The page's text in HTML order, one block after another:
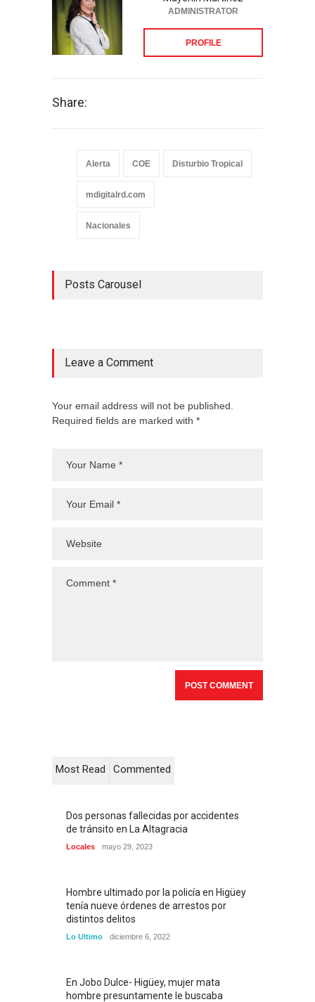
ADMINISTRATOR
PROFILE
Share:
Alerta COE Disturbio Tropical
mdigitalrd.com
Nacionales
Posts Carousel
Leave a Comment
Your email address will not be published.
Required fields are marked with *
Most Read Commented
Dos personas fallecidas por accidentes
de tránsito en La Altagracia
Locales mayo 29, 2023
Hombre ultimado por la policía en Higüey
tenía nueve órdenes de arrestos por
distintos delitos
Lo Ultimo diciembre 6, 2022
En Jobo Dulce- Higüey, mujer mata
hombre presuntamente le buscaba